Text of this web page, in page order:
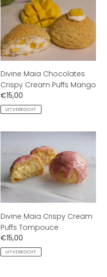
Maia
Chocolates
Crispy
Cream
Puffs
Mango
Divine Maia Chocolates
Crispy Cream Puffs Mango
Normale
prijs
€15,00
UITVERKOCHT
Crispy
Cream
Puffs
Tompouce
Divine Maia Crispy Cream
Puffs Tompouce
Normale
prijs
€15,00
UITVERKOCHT